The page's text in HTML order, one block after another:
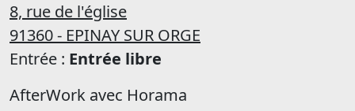
8, rue de l'église
91360 - EPINAY SUR ORGE
Entrée : Entrée libre
AfterWork avec Horama